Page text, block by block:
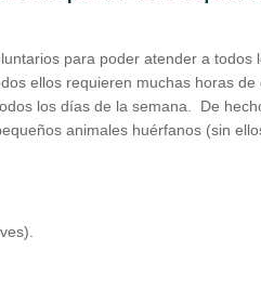
para poder atender a todos
ellos requieren muchas horas de
los días de la semana. De
animales huérfanos (sin